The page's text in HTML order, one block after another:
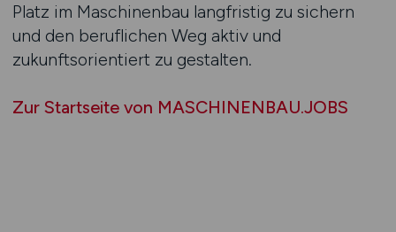
Platz im Maschinenbau langfristig zu sichern
und den beruflichen Weg aktiv und
zukunftsorientiert zu gestalten.
Zur Startseite von MASCHINENBAU.JOBS